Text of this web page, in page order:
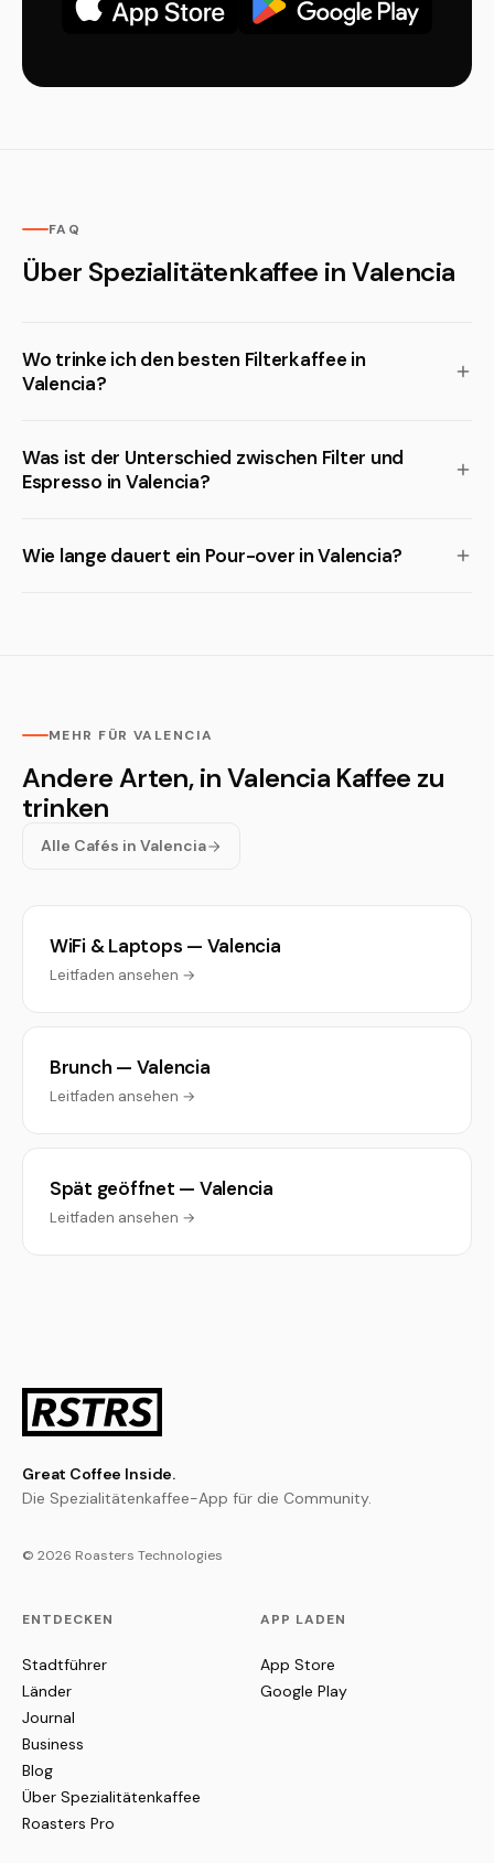
FAQ
Über Spezialitätenkaffee in Valencia
Wo trinke ich den besten Filterkaffee in
Valencia?
Was ist der Unterschied zwischen Filter und
Espresso in Valencia?
Wie lange dauert ein Pour-over in Valencia?
MEHR FÜR VALENCIA
Andere Arten, in Valencia Kaffee zu
trinken
Alle Cafés in Valencia
WiFi & Laptops — Valencia
Leitfaden ansehen →
Brunch — Valencia
Leitfaden ansehen →
Spät geöffnet — Valencia
Leitfaden ansehen →
Great Coffee Inside.
Die Spezialitätenkaffee-App für die Community.
© 2026 Roasters Technologies
ENTDECKEN
Stadtführer
Länder
Journal
Business
Blog
Über Spezialitätenkaffee
Roasters Pro
APP LADEN
App Store
Google Play